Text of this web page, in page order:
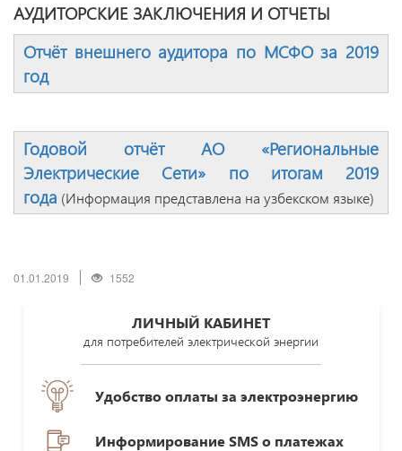
АУДИТОРСКИЕ ЗАКЛЮЧЕНИЯ И ОТЧЕТЫ
Отчёт внешнего аудитора по МСФО за 2019
год
Годовой отчёт АО «Региональные
Электрические Сети» по итогам 2019
года (Информация представлена на узбекском языке)
01.01.2019 1552
ЛИЧНЫЙ КАБИНЕТ
для потребителей электрической энергии
Удобство оплаты за электроэнергию
Информирование SMS о платежах